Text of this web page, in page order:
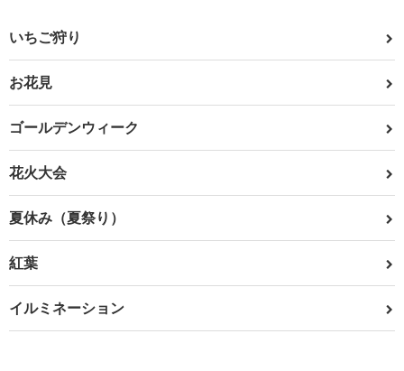
いちご狩り
お花見
ゴールデンウィーク
花火大会
夏休み（夏祭り）
紅葉
イルミネーション